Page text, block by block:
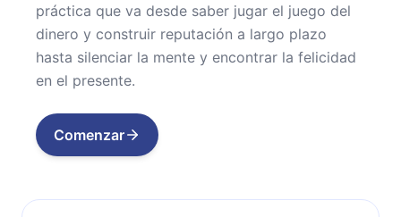
práctica que va desde saber jugar el juego del
dinero y construir reputación a largo plazo
hasta silenciar la mente y encontrar la felicidad
en el presente.
Comenzar